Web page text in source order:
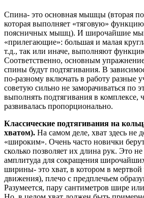
Спина- это основная мышцы (вторая
которая выполняет «тяговую»
поясничных мышц). И широчайшие
«прилегающие»: большая и малая
т.д., так или иначе, выполняют
Соответственно, основным
спины будут подтягивания. В
по-разному включать в работу разные
советую сильно не заморачиваться по
выполнять подтягивания в комплексе,
развивалась пропорционально.
Классические подтягивания на
хватом). На самом деле, хват здесь не
«широким». Очень часто новички
сколько позволяет их длина рук. Это
амплитуда для сокращения
ширины- это хват, в котором в мертвой
движения), плечо с предплечьем
Разумеется, пару сантиметров шире